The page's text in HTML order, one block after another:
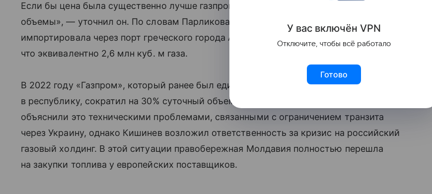
Если бы цена была существенно лучше газпромовской, то мы бы взяли другие
объемы», — уточнил он. По словам Парликова, на этой неделе Молдавия
импортировала через порт греческого города Александруполис около 28 тыс. МВт-ч,
что эквивалентно 2,6 млн куб. м газа.
В 2022 году «Газпром», который ранее был единственным поставщиком газа
в республику, сократил на 30% суточный объем его подачи. В российской компании
объяснили это техническими проблемами, связанными с ограничением транзита
через Украину, однако Кишинев возложил ответственность за кризис на российский
газовый холдинг. В этой ситуации правобережная Молдавия полностью перешла
на закупки топлива у европейских поставщиков.
У вас включён VPN
Отключите, чтобы всё работало
Готово